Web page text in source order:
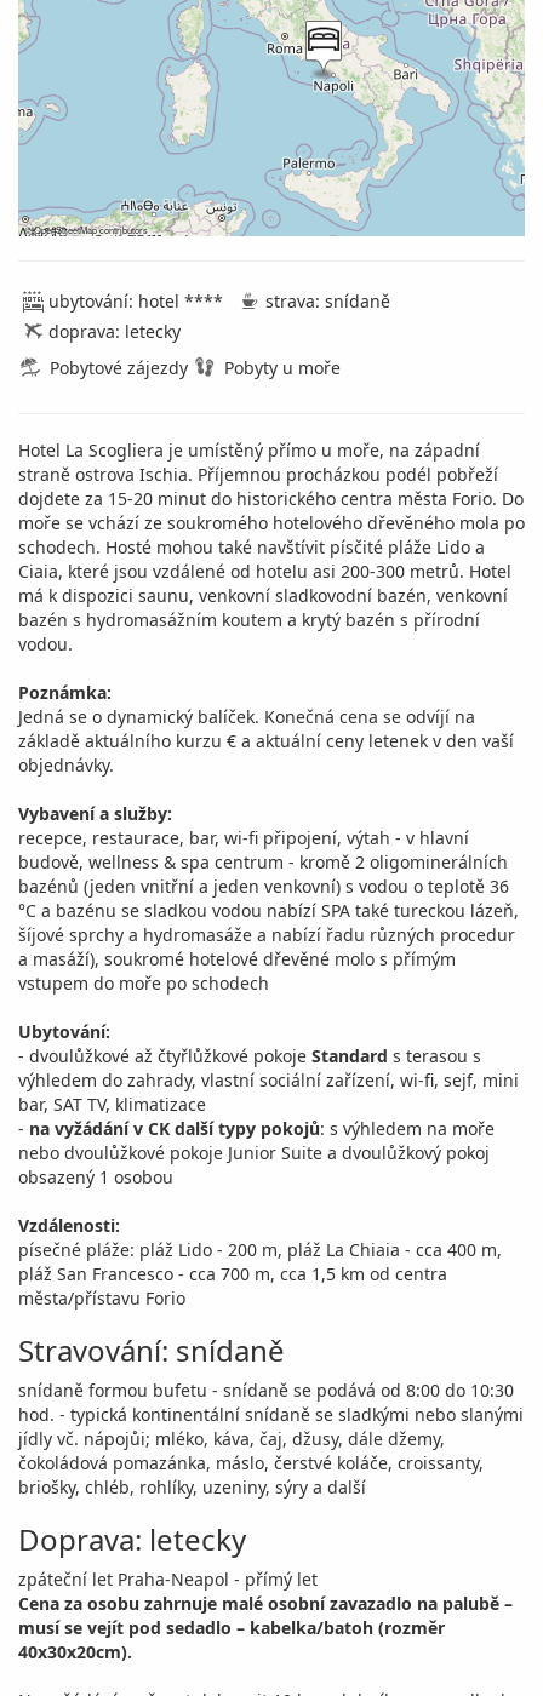
©OpenStreetMapcontributors
ubytování: hotel ****
strava: snídaně
doprava: letecky
Pobytové zájezdy
Pobyty u moře
Hotel La Scogliera je umístěný přímo u moře, na západní
straně ostrova Ischia. Příjemnou procházkou podél pobřeží
dojdete za 15-20 minut do historického centra města Forio. Do
moře se vchází ze soukromého hotelového dřevěného mola po
schodech. Hosté mohou také navštívit písčité pláže Lido a
Ciaia, které jsou vzdálené od hotelu asi 200-300 metrů. Hotel
má k dispozici saunu, venkovní sladkovodní bazén, venkovní
bazén s hydromasážním koutem a krytý bazén s přírodní
vodou.
Poznámka:
Jedná se o dynamický balíček. Konečná cena se odvíjí na
základě aktuálního kurzu € a aktuální ceny letenek v den vaší
objednávky.
Vybavení a služby:
recepce, restaurace, bar, wi-fi připojení, výtah - v hlavní
budově, wellness & spa centrum - kromě 2 oligominerálních
bazénů (jeden vnitřní a jeden venkovní) s vodou o teplotě 36
°C a bazénu se sladkou vodou nabízí SPA také tureckou lázeň,
šíjové sprchy a hydromasáže a nabízí řadu různých procedur
a masáží), soukromé hotelové dřevěné molo s přímým
vstupem do moře po schodech
Ubytování:
- dvoulůžkové až čtyřlůžkové pokoje Standard s terasou s
výhledem do zahrady, vlastní sociální zařízení, wi-fi, sejf, mini
bar, SAT TV, klimatizace
- na vyžádání v CK další typy pokojů: s výhledem na moře
nebo dvoulůžkové pokoje Junior Suite a dvoulůžkový pokoj
obsazený 1 osobou
Vzdálenosti:
písečné pláže: pláž Lido - 200 m, pláž La Chiaia - cca 400 m,
pláž San Francesco - cca 700 m, cca 1,5 km od centra
města/přístavu Forio
Stravování: snídaně
snídaně formou bufetu - snídaně se podává od 8:00 do 10:30
hod. - typická kontinentální snídaně se sladkými nebo slanými
jídly vč. nápojůi; mléko, káva, čaj, džusy, dále džemy,
čokoládová pomazánka, máslo, čerstvé koláče, croissanty,
briošky, chléb, rohlíky, uzeniny, sýry a další
Doprava: letecky
zpáteční let Praha-Neapol - přímý let
Cena za osobu zahrnuje malé osobní zavazadlo na palubě –
musí se vejít pod sedadlo – kabelka/batoh (rozměr
40x30x20cm).